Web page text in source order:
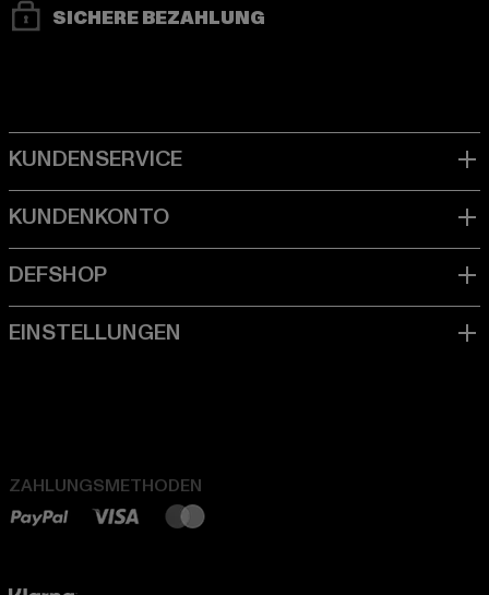
SICHERE BEZAHLUNG
ZAHLUNGSMETHODEN